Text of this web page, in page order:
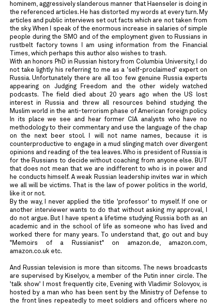
hominem, aggressively slanderous manner that Haenseler is doing in
the referenced articles. He has distorted my words at every turn. My
articles and public interviews set out facts which are not taken from
the sky. When I speak of the enormous increase in salaries of simple
people during the SMO and of the employment given to Russians in
rustbelt factory towns I am using information from the Financial
Times, which perhaps this author also wishes to trash.
With an honors PhD in Russian history from Columbia University, I do
not take lightly his referring to me as a 'self-proclaimed' expert on
Russia. Unfortunately there are all too few genuine Russia experts
appearing on Judging Freedom and the other widely watched
podcasts. The field died about 20 years ago when the US lost
interest in Russia and threw all resources behind studying the
Muslim world in the anti-terrorism phase of American foreign policy.
In its place we see and hear former CIA analysts who have no
methodology to their commentary and use the language of the chap
on the next beer stool. I will not name names, because it is
counterproductive to engage in a mud slinging match over divergent
opinions and reading of the tea leaves. Who is president of Russia is
for the Russians to decide without coaching from anyone else. BUT
that does not mean that we are indifferent to who is in power and
he conducts himself. A weak Russian leadership invites war in which
we all will be victims. That is the law of power politics in the world,
like it or not.
By the way, I never applied the title 'professor' to myself. If one or
another interviewer wants to do that without asking my approval, I
do not argue. But I have spent a lifetime studying Russia both as an
academic and in the school of life as someone who has lived and
worked there for many years. To understand that, go out and buy
"Memoirs of a Russianist" on amazon.de, amazon.com,
amazon.co.uk etc.
And Russian television is more than sitcoms. The news broadcasts
are supervised by Kiselyov, a member of the Putin inner circle. The
'talk show' I most frequently cite, Evening with Vladimir Solovyov, is
hosted by a man who has been sent by the Ministry of Defense to
the front lines repeatedly to meet soldiers and officers where no